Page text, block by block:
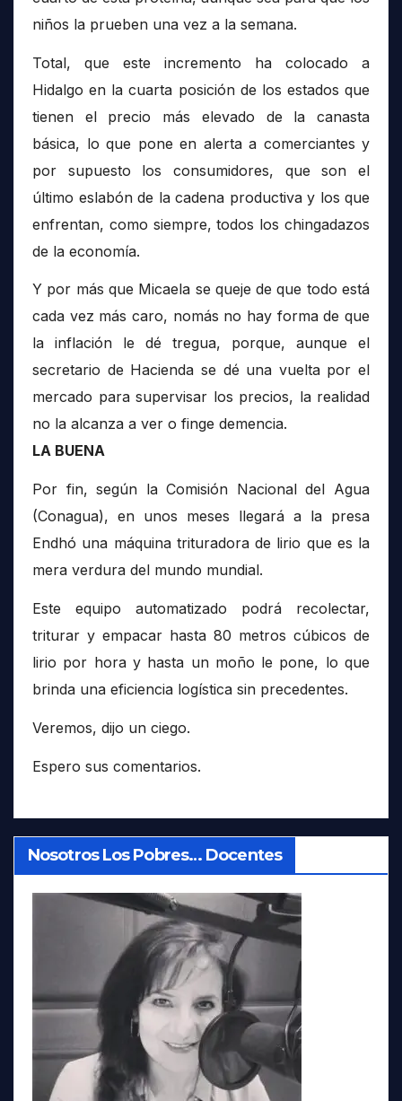
niños la prueben una vez a la semana.
Total, que este incremento ha colocado a
Hidalgo en la cuarta posición de los estados que
tienen el precio más elevado de la canasta
básica, lo que pone en alerta a comerciantes y
por supuesto los consumidores, que son el
último eslabón de la cadena productiva y los que
enfrentan, como siempre, todos los chingadazos
de la economía.
Y por más que Micaela se queje de que todo está
cada vez más caro, nomás no hay forma de que
la inflación le dé tregua, porque, aunque el
secretario de Hacienda se dé una vuelta por el
mercado para supervisar los precios, la realidad
no la alcanza a ver o finge demencia.
LA BUENA
Por fin, según la Comisión Nacional del Agua
(Conagua), en unos meses llegará a la presa
Endhó una máquina trituradora de lirio que es la
mera verdura del mundo mundial.
Este equipo automatizado podrá recolectar,
triturar y empacar hasta 80 metros cúbicos de
lirio por hora y hasta un moño le pone, lo que
brinda una eficiencia logística sin precedentes.
Veremos, dijo un ciego.
Espero sus comentarios.
Nosotros Los Pobres… Docentes